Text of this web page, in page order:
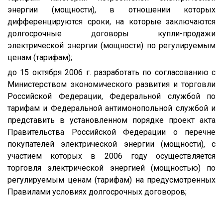
энергии (мощности), в отношении которых
дифференцируются сроки, на которые заключаются
долгосрочные договоры купли-продажи
электрической энергии (мощности) по регулируемым
ценам (тарифам);
до 15 октября 2006 г. разработать по согласованию с
Министерством экономического развития и торговли
Российской Федерации, Федеральной службой по
тарифам и Федеральной антимонопольной службой и
представить в установленном порядке проект акта
Правительства Российской Федерации о перечне
покупателей электрической энергии (мощности), с
участием которых в 2006 году осуществляется
торговля электрической энергией (мощностью) по
регулируемым ценам (тарифам) на предусмотренных
Правилами условиях долгосрочных договоров;